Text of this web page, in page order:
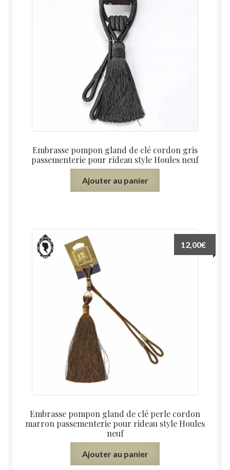
Embrasse pompon gland de clé cordon gris
passementerie pour rideau style Houles neuf
Ajouter au panier
Embrasse pompon gland de clé perle cordon
marron passementerie pour rideau style Houles
neuf
12,00€
Ajouter au panier